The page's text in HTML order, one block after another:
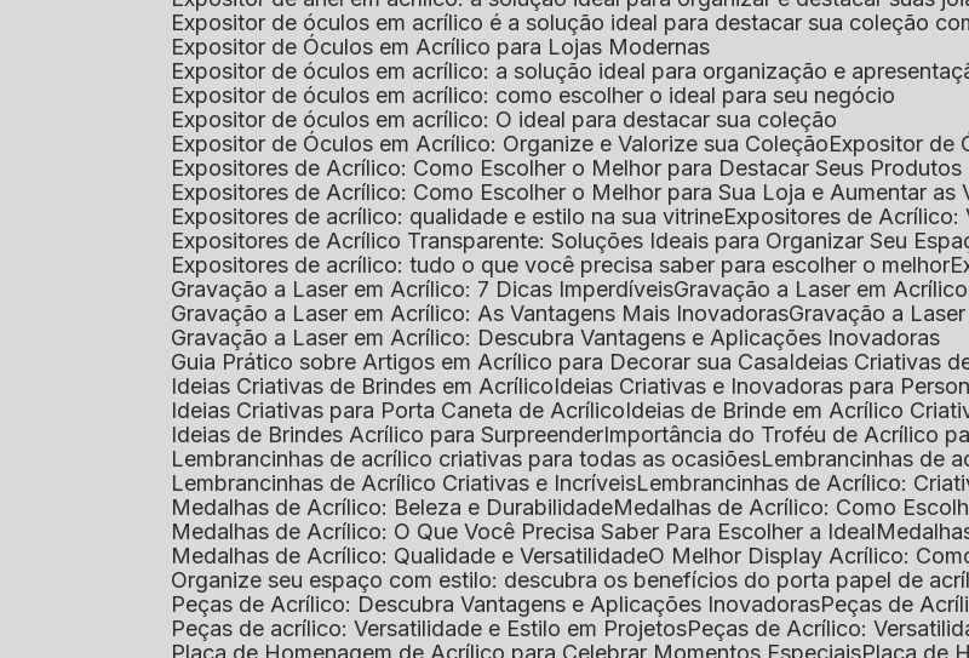
Expositor de óculos em acrílico é a solução ideal para destacar sua coleção
Expositor de Óculos em Acrílico para Lojas Modernas
Expositor de óculos em acrílico: a solução ideal para organização e
Expositor de óculos em acrílico: como escolher o ideal para seu negócio
Expositor de óculos em acrílico: O ideal para destacar sua coleção
Expositor de Óculos em Acrílico: Organize e Valorize sua Coleção Expositor
Expositores de Acrílico: Como Escolher o Melhor para Destacar Seus Produtos
Expositores de Acrílico: Como Escolher o Melhor para Sua Loja e Aumentar as
Expositores de acrílico: qualidade e estilo na sua vitrine Expositores de
Expositores de Acrílico Transparente: Soluções Ideais para Organizar Seu
Expositores de acrílico: tudo o que você precisa saber para escolher o melhor
Gravação a Laser em Acrílico: 7 Dicas Imperdíveis
Gravação a Laser em
Gravação a Laser em Acrílico: As Vantagens Mais Inovadoras
Gravação a
Gravação a Laser em Acrílico: Descubra Vantagens e Aplicações Inovadoras
Guia Prático sobre Artigos em Acrílico para Decorar sua Casa Ideias Criativas
Ideias Criativas de Brindes em Acrílico Ideias Criativas e Inovadoras para
Ideias Criativas para Porta Caneta de Acrílico Ideias de Brinde em Acrílico
Ideias de Brindes Acrílico para Surpreender Importância do Troféu de Acrílico
Lembrancinhas de acrílico criativas para todas as ocasiões Lembrancinhas de
Lembrancinhas de Acrílico Criativas e Incríveis Lembrancinhas de Acrílico:
Medalhas de Acrílico: Beleza e Durabilidade
Medalhas de Acrílico: Como
Medalhas de Acrílico: O Que Você Precisa Saber Para Escolher a Ideal
Medalhas de Acrílico: Qualidade e Versatilidade
O Melhor Display Acrílico:
Organize seu espaço com estilo: descubra os benefícios do porta papel de
Peças de Acrílico: Descubra Vantagens e Aplicações Inovadoras
Peças de
Peças de acrílico: Versatilidade e Estilo em Projetos
Peças de Acrílico:
Placa de Homenagem de Acrílico para Celebrar Momentos Especiais
Placa de